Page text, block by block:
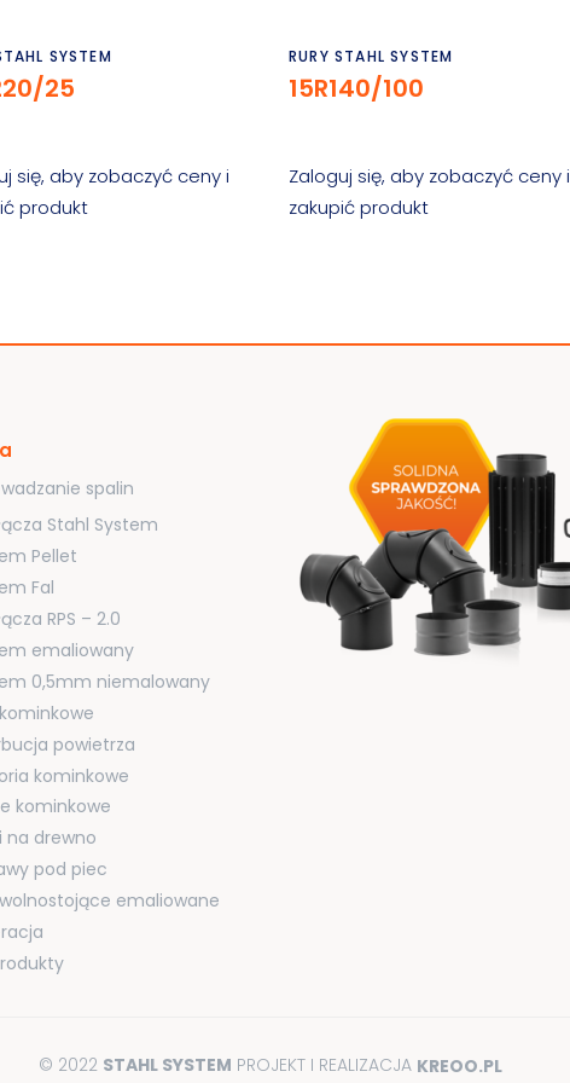
Czytaj dalej
SYSTEM
25
się, aby zobaczyć ceny i
produkt
Czytaj dalej
RURY STAHL SYSTEM
15R140/100
Zaloguj się, aby zobaczyć ceny i
zakupić produkt
spalin
Stahl System
Pellet
Fal
RPS – 2.0
emaliowany
0,5mm niemalowany
powietrza
kominkowe
kominkowe
na drewno
pod piec
emaliowane
© 2022 STAHL SYSTEM PROJEKT I REALIZACJA KREOO.PL